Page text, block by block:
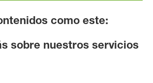
como este:
sobre nuestros servicios